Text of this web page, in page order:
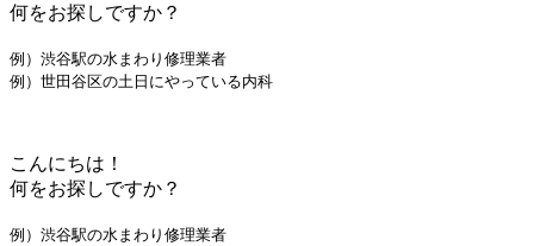
何をお探しですか？
例）渋谷駅の水まわり修理業者
例）世田谷区の土日にやっている内科
こんにちは！
何をお探しですか？
例）渋谷駅の水まわり修理業者